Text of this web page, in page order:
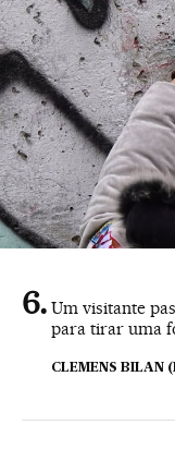
Um visitante
para tirar uma
CLEMENS BILAN